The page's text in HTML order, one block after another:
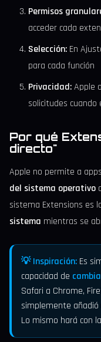
Permisos
acceder cada
Selección: En
para cada función
Privacidad:Apple
solicitudes cuando
Por qué
directo"
Apple no permite a
del sistema operativo
sistema Extensions es
sistema mientras se
💡 Inspiración: Es
capacidad de
Safari a Chrome,
simplemente añadió
Lo mismo hará con